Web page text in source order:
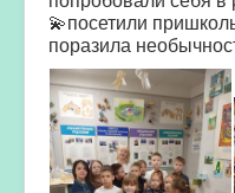
💫посетили
поразила